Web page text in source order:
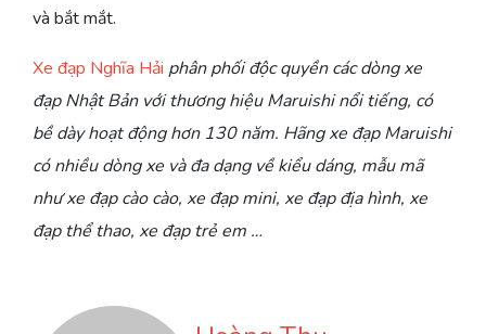
và bắt mắt.
Xe đạp Nghĩa Hải phân phối độc quyền các dòng xe
đạp Nhật Bản với thương hiệu Maruishi nổi tiếng, có
bề dày hoạt động hơn 130 năm. Hãng xe đạp Maruishi
có nhiều dòng xe và đa dạng về kiểu dáng, mẫu mã
như xe đạp cào cào, xe đạp mini, xe đạp địa hình, xe
đạp thể thao, xe đạp trẻ em …